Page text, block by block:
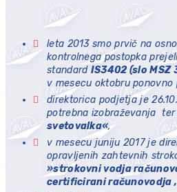
leta 2013 smo prvič na
kontrolnega postopka
standard IS3402 (slo MSZ
v mesecu oktobru ponovno
direktorica podjetja je
potrebna izobraževanja
svetovalka«,
v mesecu juniju 2017 je
opravljenih zahtevnih
»strokovni vodja
certificirani računovodja